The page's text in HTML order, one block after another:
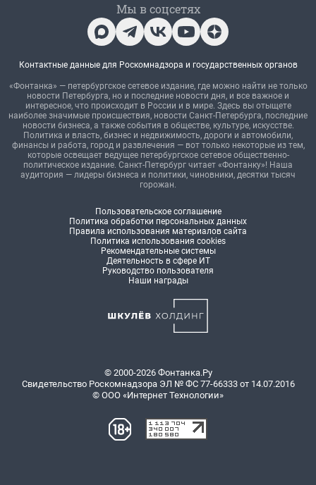
Мы в соцсетях
Контактные данные для Роскомнадзора и государственных органов
«Фонтанка» — петербургское сетевое издание, где можно найти не только
новости Петербурга, но и последние новости дня, и все важное и
интересное, что происходит в России и в мире. Здесь вы отыщете
наиболее значимые происшествия, новости Санкт-Петербурга, последние
новости бизнеса, а также события в обществе, культуре, искусстве.
Политика и власть, бизнес и недвижимость, дороги и автомобили,
финансы и работа, город и развлечения — вот только некоторые из тем,
которые освещает ведущее петербургское сетевое общественно-
политическое издание. Санкт-Петербург читает «Фонтанку»! Наша
аудитория — лидеры бизнеса и политики, чиновники, десятки тысяч
горожан.
Пользовательское соглашение
Политика обработки персональных данных
Правила использования материалов сайта
Политика использования cookies
Рекомендательные системы
Деятельность в сфере ИТ
Руководство пользователя
Наши награды
© 2000-2026 Фонтанка.Ру
Свидетельство Роскомнадзора ЭЛ № ФС 77-66333 от 14.07.2016
© ООО «Интернет Технологии»